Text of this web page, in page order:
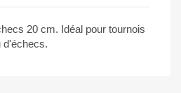
20 cm. Idéal pour tournois
d'échecs.